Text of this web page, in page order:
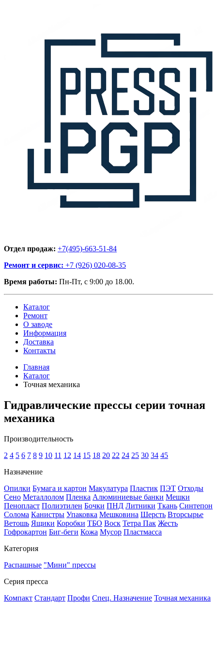
Отдел продаж: +7(495)-663-51-84
Ремонт и сервис: +7 (926) 020-08-35
Время работы: Пн-Пт, с 9:00 до 18.00.
Каталог
Ремонт
О заводе
Информация
Доставка
Контакты
Главная
Каталог
Точная механика
Гидравлические прессы серии точная
механика
Производительность
2 4 5 6 7 8 9 10 11 12 14 15 18 20 22 24 25 30 34 45
Назначение
Опилки Бумага и картон Макулатура Пластик ПЭТ Отходы
Сено Металлолом Пленка Алюминиевые банки Мешки
Пенопласт Полиэтилен Бочки ПНД Литники Ткань Синтепон
Солома Канистры Упаковка Мешковина Шерсть Вторсырье
Ветошь Ящики Коробки ТБО Воск Тетра Пак Жесть
Гофрокартон Биг-беги Кожа Мусор Пластмасса
Категория
Распашные "Мини" прессы
Серия пресса
Компакт Стандарт Профи Спец. Назначение Точная механика